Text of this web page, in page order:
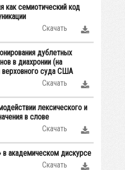
как семиотический код
Скачать
дублетных
в диахронии (на
суда США
Скачать
лексического и
в слове
Скачать
в академическом дискурсе
Скачать